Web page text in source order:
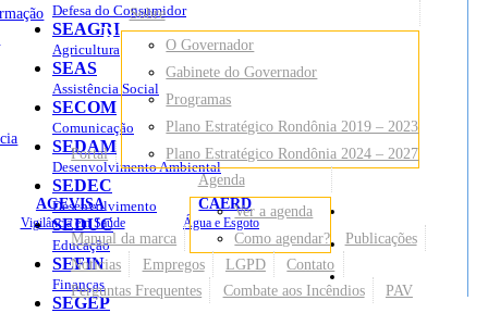
Rondônia
AGEVISA
Vigilância em Saúde
CAERD
Água e Esgoto
Sites
Portal
Sobre
O Governador
Gabinete do Governador
Programas
Plano Estratégico Rondônia 2019 – 2023
Plano Estratégico Rondônia 2024 – 2027
Manual da marca
Agenda
Ver a agenda
Como agendar?
Publicações
Notícias
Empregos LGPD
Contato
Perguntas Frequentes
Combate aos Incêndios PAV
Defesa do Consumidor
SEAGRI
Agricultura
SEAS
Assistência Social
SECOM
Comunicação
SEDAM
Desenvolvimento Ambiental
SEDEC
Desenvolvimento
SEDUC
Educação
SEFIN
Finanças
SEGEP